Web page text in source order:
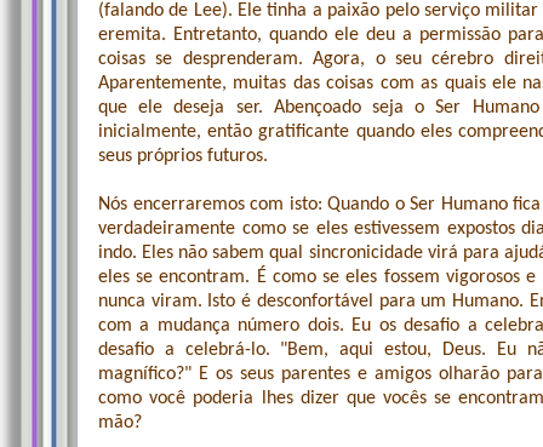
(falando de Lee). Ele tinha a paixão pelo serviço
eremita. Entretanto, quando ele deu a permissão
coisas se desprenderam. Agora, o seu cérebro
Aparentemente, muitas das coisas com as quais ele
que ele deseja ser. Abençoado seja o Ser
inicialmente, então gratificante quando eles
seus próprios futuros.
Nós encerraremos com isto: Quando o Ser Humano
verdadeiramente como se eles estivessem expostos
indo. Eles não sabem qual sincronicidade virá para
eles se encontram. É como se eles fossem vigorosos
nunca viram. Isto é desconfortável para um Humano.
com a mudança número dois. Eu os desafio a
desafio a celebrá-lo. "Bem, aqui estou, Deus. Eu
magnífico?" E os seus parentes e amigos olharão
como você poderia lhes dizer que vocês se
mão?